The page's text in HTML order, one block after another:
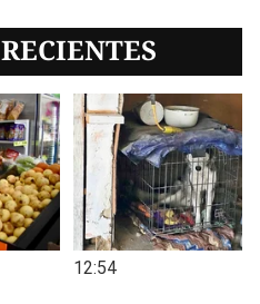
RECIENTES